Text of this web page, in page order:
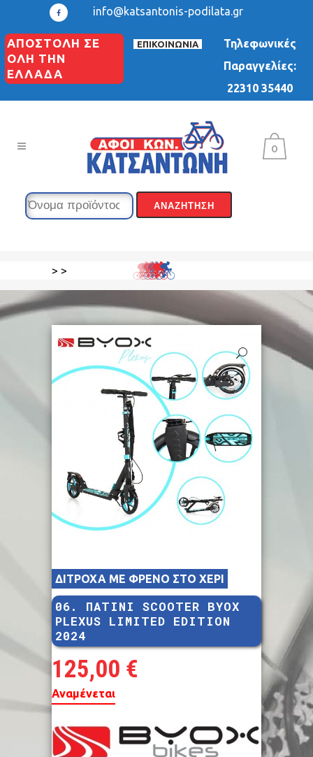
info@katsantonis-podilata.gr
ΑΠΟΣΤΟΛΗ ΣΕ
ΟΛΗ ΤΗΝ
ΕΛΛΑΔΑ
ΕΠΙΚΟΙΝΩΝΙΑ
Τηλεφωνικές
Παραγγελίες:
22310 35440
0
> >
ΔΙΤΡΟΧΑ ΜΕ ΦΡΕΝΟ ΣΤΟ ΧΕΡΙ
06. ΠΑΤΙΝΙ SCOOTER BYOX
PLEXUS LIMITED EDITION
2024
125,00 €
Αναμένεται